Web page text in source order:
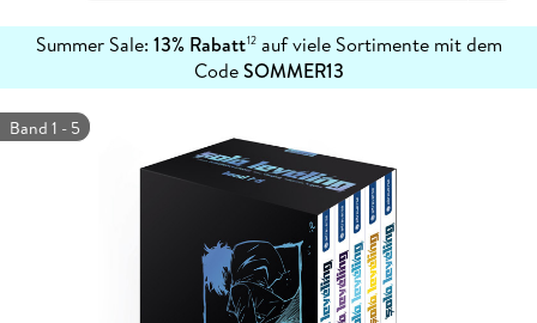
Summer Sale: 13% Rabatt12auf viele Sortimente mit dem
CodeSOMMER13
erfahren
Band 1 - 5